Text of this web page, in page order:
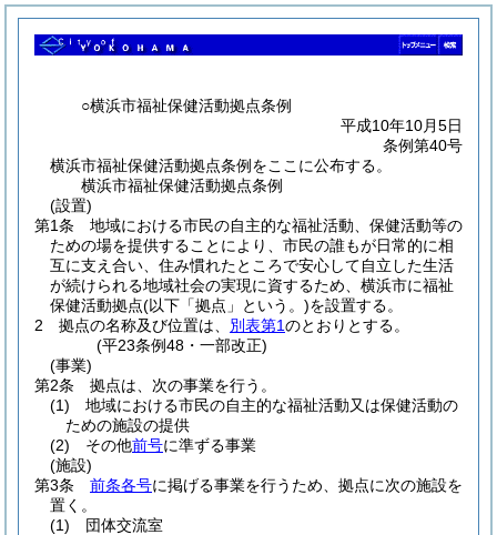
○横浜市福祉保健活動拠点条例
平成10年10月5日
条例第40号
横浜市福祉保健活動拠点条例をここに公布する。
横浜市福祉保健活動拠点条例
(設置)
第1条
地域における市民の自主的な福祉活動、保健活動等の
ための場を提供することにより、市民の誰もが日常的に相
互に支え合い、住み慣れたところで安心して自立した生活
が続けられる地域社会の実現に資するため、横浜市に福祉
保健活動拠点(以下「拠点」という。)を設置する。
2
拠点の名称及び位置は、 別表第1のとおりとする。
(平23条例48・一部改正)
(事業)
第2条
拠点は、次の事業を行う。
(1)
地域における市民の自主的な福祉活動又は保健活動の
ための施設の提供
(2)
その他前号に準ずる事業
(施設)
第3条
前条各号に掲げる事業を行うため、拠点に次の施設を
置く。
(1)
団体交流室